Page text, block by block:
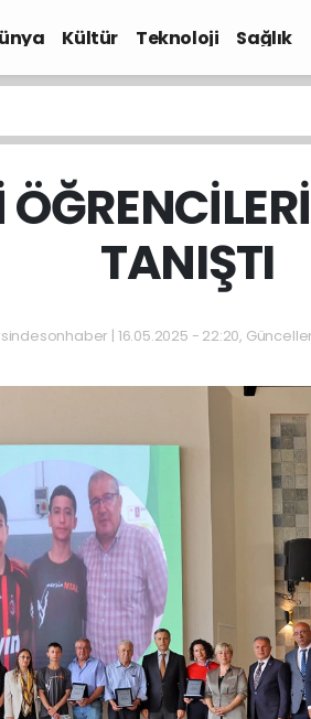
Kültür Teknoloji Sağlık
TANIŞTI
| 16.05.2025 - 22:20,